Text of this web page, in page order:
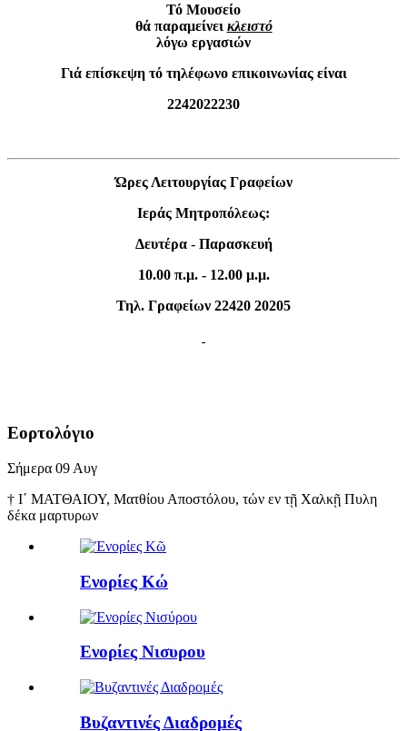
Τό Μουσείο
θά παραμείνει κλειστό
λόγω εργασιών
Γιά επίσκεψη τό τηλέφωνο επικοινωνίας είναι
2242022230
Ώρες Λειτουργίας Γραφείων
Ιεράς Μητροπόλεως:
Δευτέρα- Παρασκευή
10.00 π.μ. - 12.00 μ.μ.
Τηλ. Γραφείων 22420 20205
Εορτολόγιο
Σήμερα 09 Αυγ
† Ι΄ ΜΑΤΘΑΙΟΥ, Ματθίου Αποστόλου, τών εν τῇ Χαλκῇ Πυλη
δέκα μαρτυρων
Ενορίες Κώ
Ενορίες Νισυρου
Βυζαντινές Διαδρομές